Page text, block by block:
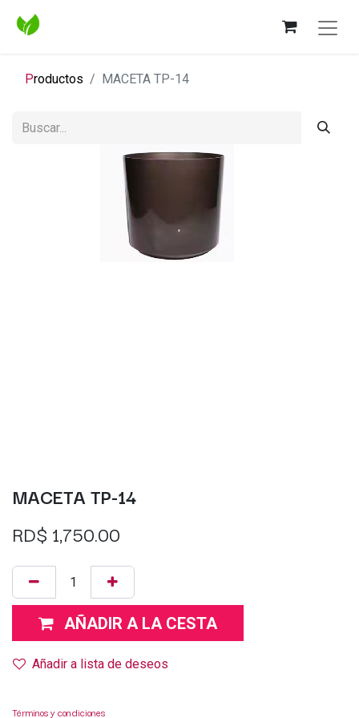
Productos MACETA TP-14
MACETA TP-14
RD$ 1,750.00
AÑADIR A LA CESTA
Añadir a lista de deseos
Términos y condiciones